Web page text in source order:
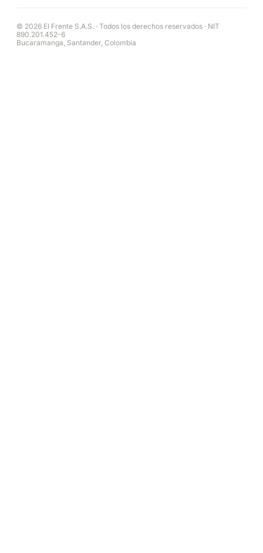
© 2026 El Frente S.A.S. · Todos los derechos reservados · NIT
890.201.452-6
Bucaramanga, Santander, Colombia